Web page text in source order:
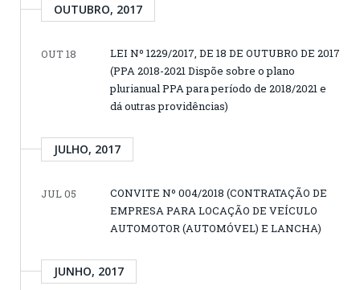
OUTUBRO, 2017
OUT 18
LEI Nº 1229/2017, DE 18 DE OUTUBRO DE 2017
(PPA 2018-2021 Dispõe sobre o plano
plurianual PPA para período de 2018/2021 e
dá outras providências)
JULHO, 2017
JUL 05
CONVITE Nº 004/2018 (CONTRATAÇÃO DE
EMPRESA PARA LOCAÇÃO DE VEÍCULO
AUTOMOTOR (AUTOMÓVEL) E LANCHA)
JUNHO, 2017